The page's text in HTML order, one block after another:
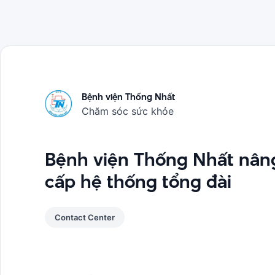
Bệnh viện Thống Nhất
Chăm sóc sức khỏe
Bệnh viện Thống Nhất
cấp hệ thống tổng đài
Contact Center